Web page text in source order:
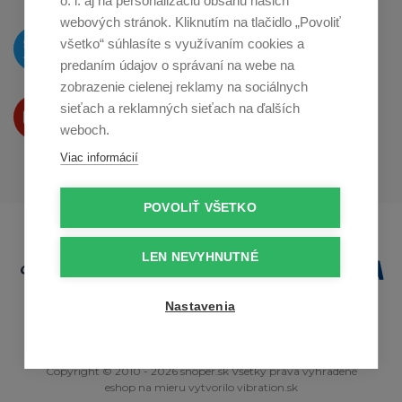
O novinkách píšeme
na Twitteri
Produkty Vám predstavujeme
naYoutube
Copyright © 2010 - 2026 snoper.sk Všetky práva vyhradené
eshop na mieru vytvorilo vibration.sk
webových stránok. Kliknutím na tlačidlo „Povoliť
všetko“ súhlasíte s využívaním cookies a
predaním údajov o správaní na webe na
zobrazenie cielenej reklamy na sociálnych
sieťach a reklamných sieťach na ďalších
weboch.
Viac informácií
POVOLIŤ VŠETKO
LEN NEVYHNUTNÉ
Nastavenia